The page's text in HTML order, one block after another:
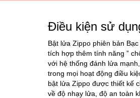
Điều kiện sử
Bật lửa Zippo phiên bản
tích hợp thêm tính năng ”
với hệ thống đánh lửa
trong mọi hoạt động điều
bật lửa Zippo được thiết kế
về độ nhạy lửa, độ an toàn